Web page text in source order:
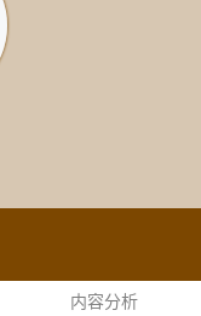
内容分析